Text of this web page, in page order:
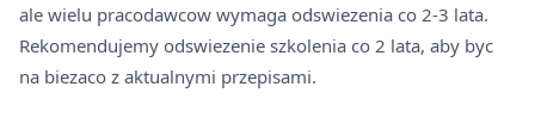
ale wielu pracodawcow wymaga odswiezenia co 2-3 lata.
Rekomendujemy odswiezenie szkolenia co 2 lata, aby byc
na biezaco z aktualnymi przepisami.